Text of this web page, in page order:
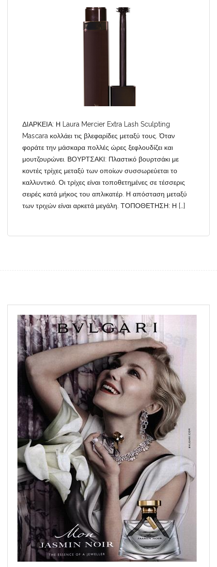
ΔΙΑΡΚΕΙΑ: Η Laura Mercier Extra Lash Sculpting
Mascara κολλάει τις βλεφαρίδες μεταξύ τους. Όταν
φοράτε την μάσκαρα πολλές ώρες ξεφλουδίζει και
μουτζουρώνει. ΒΟΥΡΤΣΑΚΙ: Πλαστικό βουρτσάκι με
κοντές τρίχες μεταξύ των οποίων συσσωρεύεται το
καλλυντικό. Οι τρίχες είναι τοποθετημένες σε τέσσερις
σειρές κατά μήκος του απλικατέρ. Η απόσταση μεταξύ
των τριχών είναι αρκετά μεγάλη. ΤΟΠΟΘΕΤΗΣΗ: Η […]